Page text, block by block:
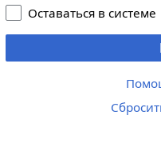
Оставаться в системе